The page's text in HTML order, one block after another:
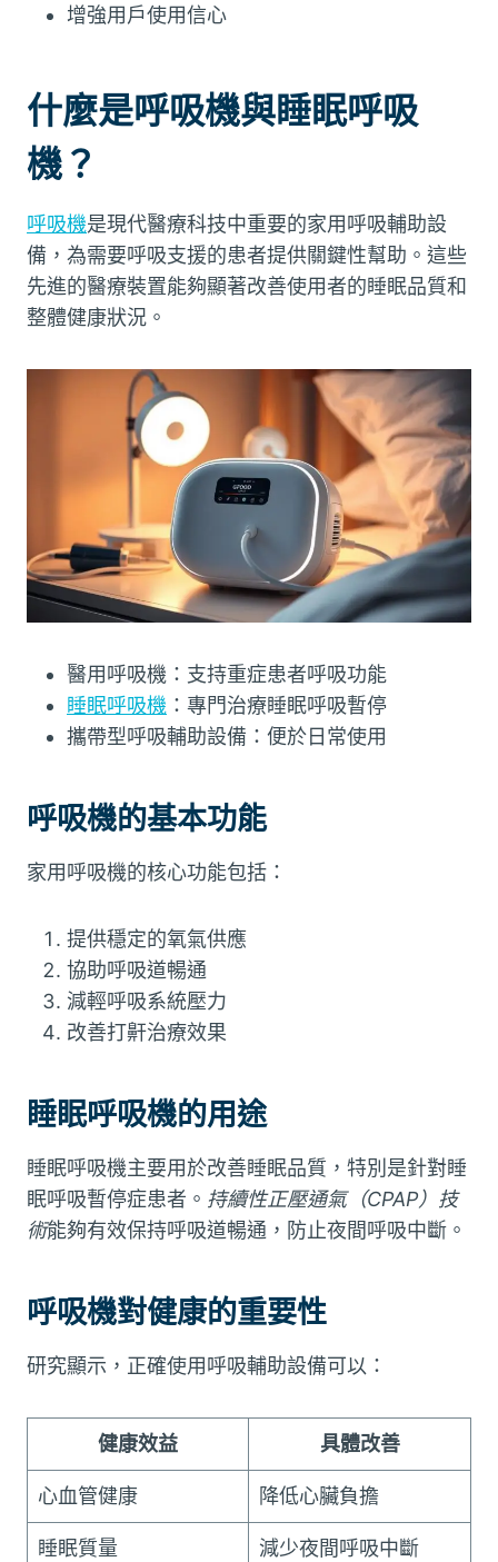
增強用戶使用信心
什麼是呼吸機與睡眠呼吸
機？
呼吸機是現代醫療科技中重要的家用呼吸輔助設
備，為需要呼吸支援的患者提供關鍵性幫助。這些
先進的醫療裝置能夠顯著改善使用者的睡眠品質和
整體健康狀況。
醫用呼吸機：支持重症患者呼吸功能
睡眠呼吸機 ：專門治療睡眠呼吸暫停
攜帶型呼吸輔助設備：便於日常使用
呼吸機的基本功能
家用呼吸機的核心功能包括：
提供穩定的氧氣供應
協助呼吸道暢通
減輕呼吸系統壓力
改善打鼾治療效果
睡眠呼吸機的用途
睡眠呼吸機主要用於改善睡眠品質，特別是針對睡
眠呼吸暫停症患者。 持續性正壓通氣（CPAP）技
術能夠有效保持呼吸道暢通，防止夜間呼吸中斷。
呼吸機對健康的重要性
研究顯示，正確使用呼吸輔助設備可以：
健康效益 具體改善
心血管健康 降低心臟負擔
睡眠質量 減少夜間呼吸中斷